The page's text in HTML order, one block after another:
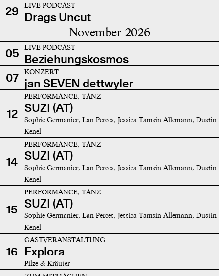
29
LIVE-PODCAST
Drags Uncut
November 2026
05 LIVE-PODCAST
Beziehungskosmos
07
KONZERT
jan SEVEN dettwyler
12
PERFORMANCE, TANZ
SUZI (AT)
Sophie Germanier, Lan Perces, Jessica Tamsin Allemann, Dustin
Kenel
14
PERFORMANCE, TANZ
SUZI (AT)
Sophie Germanier, Lan Perces, Jessica Tamsin Allemann, Dustin
Kenel
15
PERFORMANCE, TANZ
SUZI (AT)
Sophie Germanier, Lan Perces, Jessica Tamsin Allemann, Dustin
Kenel
16
GASTVERANSTALTUNG
Explora
Pilze & Kräuter